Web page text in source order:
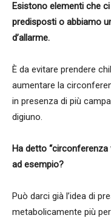
Esistono elementi che
predisposti o abbiamo
d’allarme.
È da evitare prendere
aumentare la
in presenza di più
digiuno.
Ha detto “circonferenza
ad esempio?
Può darci già l’idea di
metabolicamente più